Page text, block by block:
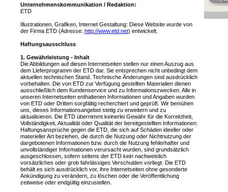
Unternehmenskommunikation / Redaktion:
ETD
Illustrationen, Grafiken, Internet Gestaltung: Diese Website wurde von
der Firma ETD (Adresse: http://www.etd.net) entwickelt.
Haftungsausschluss
1. Gewährleistung - Inhalt
Die Abbildungen auf diesen Internetseiten stellen nur einen Auszug aus
dem Lieferprogramm der ETD dar. Sie entsprechen nicht unbedingt dem
aktuellen technischen Stand. Technische Änderungen sind ausdrücklich
vorbehalten. Die von ETD zur Verfügung gestellten Materialien dienen
ausschließlich dem Kundenservice und zu Informationszwecken. Alle in
unseren Internetseiten enthaltenen Informationen und Angaben wurden
von ETD oder Dritten sorgfältig recherchiert und geprüft. Wir bemühen
uns, dieses Informationsangebot stetig zu erweitern und zu
aktualisieren. Die ETD übernimmt keinerlei Gewähr für die Korrektheit,
Vollständigkeit, Aktualität oder Qualität der bereitgestellten Informationen.
Haftungsansprüche gegen die ETD, die sich auf Schäden ideeller oder
materieller Art beziehen, die durch die Nutzung oder Nichtnutzung der
dargebotenen Informationen bzw. durch die Nutzung fehlerhafter und
unvollständiger Informationen verursacht wurden, sind grundsätzlich
ausgeschlossen, sofern seitens der ETD kein nachweislich
vorsätzliches oder grob fahrlässiges Verschulden vorliegt. Die ETD
behält es sich ausdrücklich vor, ihre Internetseiten ohne gesonderte
Ankündigung zu verändern, zu löschen oder die Veröffentlichung
zeitweise oder endgültig einzustellen.